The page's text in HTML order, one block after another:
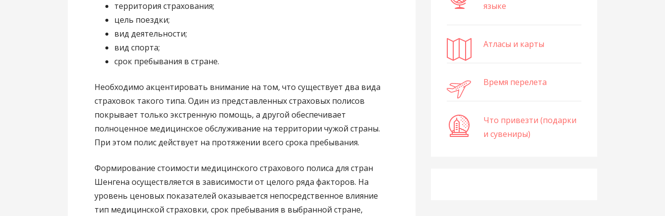
территория страхования;
цель поездки;
вид деятельности;
вид спорта;
срок пребывания в стране.
Необходимо акцентировать внимание на том, что существует два вида
страховок такого типа. Один из представленных страховых полисов
покрывает только экстренную помощь, а другой обеспечивает
полноценное медицинское обслуживание на территории чужой страны.
При этом полис действует на протяжении всего срока пребывания.
Формирование стоимости медицинского страхового полиса для стран
Шенгена осуществляется в зависимости от целого ряда факторов. На
уровень ценовых показателей оказывается непосредственное влияние
тип медицинской страховки, срок пребывания в выбранной стране,
языке
Атласы и карты
Время перелета
Что привезти (подарки
и сувениры)